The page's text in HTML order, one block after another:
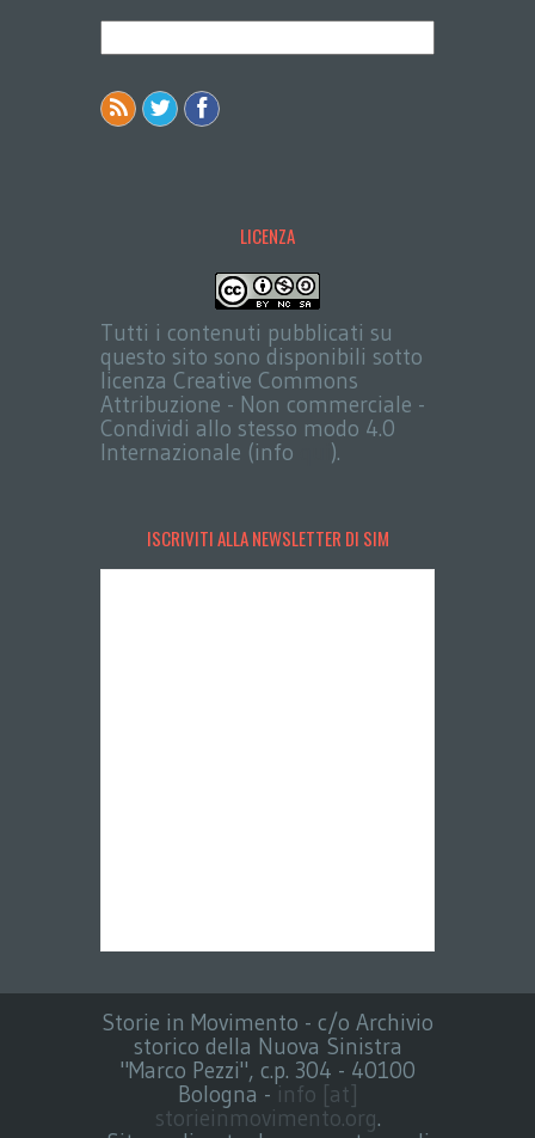
LICENZA
Tutti i contenuti pubblicati su
questo sito sono disponibili sotto
licenza Creative Commons
Attribuzione - Non commerciale -
Condividi allo stesso modo 4.0
Internazionale (info
).
ISCRIVITI ALLA NEWSLETTER DI SIM
Storie in Movimento - c/o Archivio
storico della Nuova Sinistra
"Marco Pezzi", c.p. 304 - 40100
Bologna - info [at]
storieinmovimento.org.